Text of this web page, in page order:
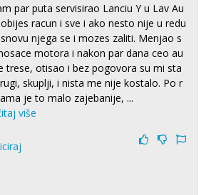
par puta servisirao Lanciu Y u Lav Au
racun i sve i ako nesto nije u redu
njega se i mozes zaliti. Menjao s
motora i nakon par dana ceo au
trese, otisao i bez pogovora su mi sta
skuplji, i nista me nije kostalo. Po r
je to malo zajebanije, ...
više